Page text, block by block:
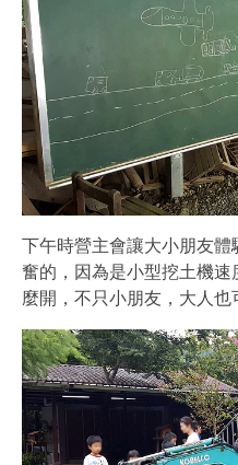
下午時營主會讓大小朋友
奮的，因為是小型挖土機
麼開，不只小朋友，大人也